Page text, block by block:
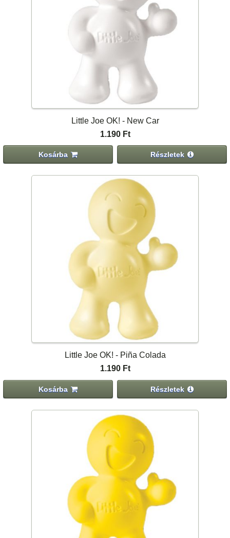
Little Joe OK! - New Car
1.190 Ft
Kosárba Részletek
Little Joe OK! - Piña Colada
1.190 Ft
Kosárba Részletek